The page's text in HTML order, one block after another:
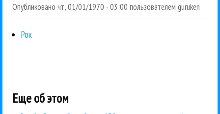
Опубликовано чт, 01/01/1970 - 03:00 пользователем guruken
Рок
Еще об этом